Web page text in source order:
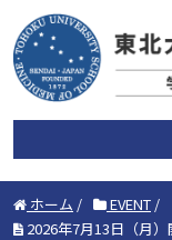
ホーム / EVENT /
2026年7月13日（月